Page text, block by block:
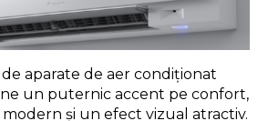
aparate de aer condiționat
un puternic accent pe confort,
și un efect vizual atractiv.